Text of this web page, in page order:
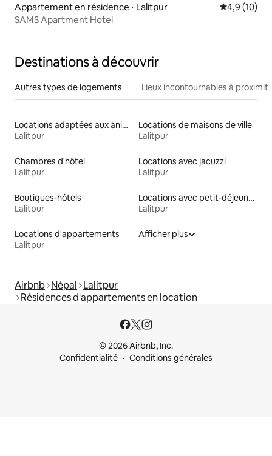
Appartement en résidence ⋅ Lalitpur Évaluation
4,9 (10)
SAMS Apartment Hotel
Destinations à découvrir
Autres types de logements Lieux incontournables à
Locations adaptées aux animaux
Lalitpur
Locations de maisons de ville
Lalitpur
Chambres d'hôtel
Lalitpur
Locations avec jacuzzi
Lalitpur
Boutiques-hôtels
Lalitpur
Locations avec petit-déjeuner
Lalitpur
Locations d'appartements
Lalitpur
Afficher plus
Airbnb Népal Lalitpur
Résidences d'appartements en location
© 2026 Airbnb, Inc.
Confidentialité
Conditions générales